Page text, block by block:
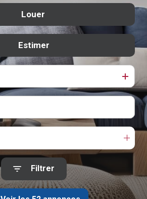
Louer
Estimer
Filtrer